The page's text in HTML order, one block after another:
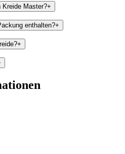
Kreide Master?+
enthalten?+
+